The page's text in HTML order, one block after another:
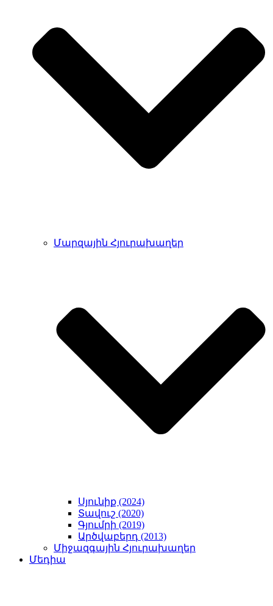
Մարզային Հյուրախաղեր
Սյունիք (2024)
Տավուշ (2020)
Գյումրի (2019)
Արծվաբերդ (2013)
Միջազգային Հյուրախաղեր
Մեդիա